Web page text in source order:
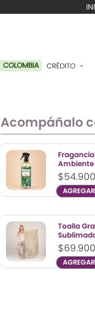
COLOMBIA CRÉDITO
Acompáñalo
Ambiente
de verano
$54.900
Color UN
Toalla
130x80
$69.900